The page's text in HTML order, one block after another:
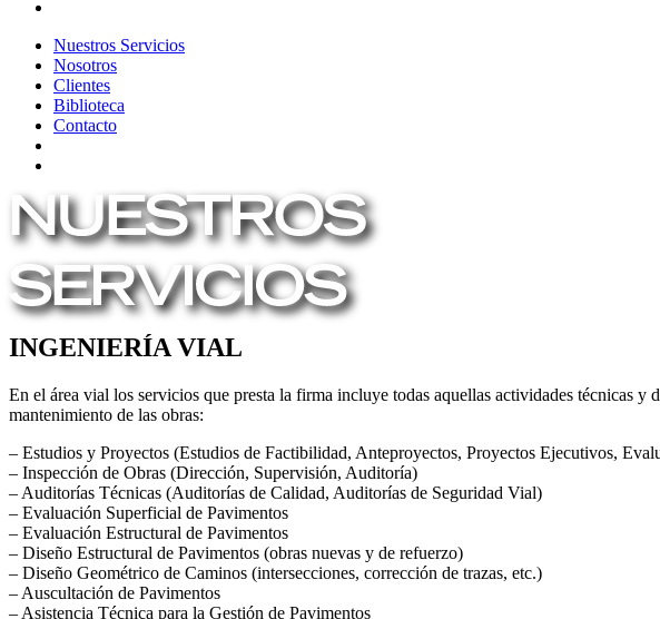
Nuestros Servicios
Nosotros
Clientes
Biblioteca
Contacto
INGENIERÍA VIAL
En el área vial los servicios que presta la firma incluye todas aquellas actividades técnicas
mantenimiento de las obras:
– Estudios y Proyectos (Estudios de Factibilidad, Anteproyectos, Proyectos Ejecutivos,
– Inspección de Obras (Dirección, Supervisión, Auditoría)
– Auditorías Técnicas (Auditorías de Calidad, Auditorías de Seguridad Vial)
– Evaluación Superficial de Pavimentos
– Evaluación Estructural de Pavimentos
– Diseño Estructural de Pavimentos (obras nuevas y de refuerzo)
– Diseño Geométrico de Caminos (intersecciones, corrección de trazas, etc.)
– Auscultación de Pavimentos
– Asistencia Técnica para la Gestión de Pavimentos